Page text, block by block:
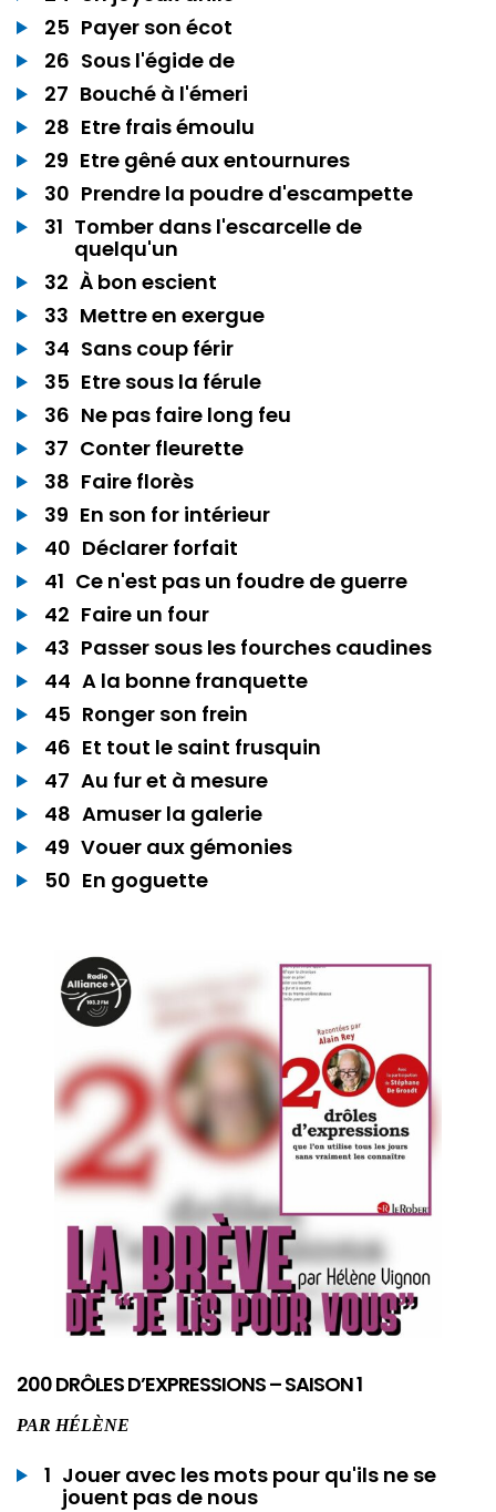
25 Payer son écot
26 Sous l'égide de
27 Bouché à l'émeri
28 Etre frais émoulu
29 Etre gêné aux entournures
30 Prendre la poudre d'escampette
31 Tomber dans l'escarcelle de
quelqu'un
32 À bon escient
33 Mettre en exergue
34 Sans coup férir
35 Etre sous la férule
36 Ne pas faire long feu
37 Conter fleurette
38 Faire florès
39 En son for intérieur
40 Déclarer forfait
41 Ce n'est pas un foudre de guerre
42 Faire un four
43 Passer sous les fourches caudines
44 A la bonne franquette
45 Ronger son frein
46 Et tout le saint frusquin
47 Au fur et à mesure
48 Amuser la galerie
49 Vouer aux gémonies
50 En goguette
200 DRÔLES D’EXPRESSIONS – SAISON 1
PAR HÉLÈNE
1 Jouer avec les mots pour qu'ils ne se
jouent pas de nous